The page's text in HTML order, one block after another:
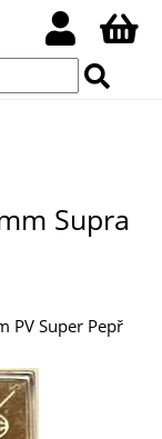
Supra
PV Super Pepř